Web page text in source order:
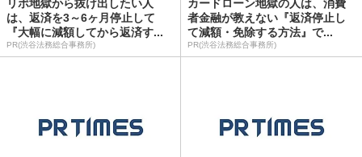
リボ地獄から抜け出したい人
は、返済を3～6ヶ月停止して
『大幅に減額してから返済す...
PR(渋谷法務総合事務所)
カードローン地獄の人は、消費
者金融が教えない『返済停止し
て減額・免除する方法』で...
PR(渋谷法務総合事務所)